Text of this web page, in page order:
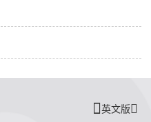
英文版